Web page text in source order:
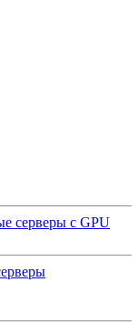
серверы с GPU